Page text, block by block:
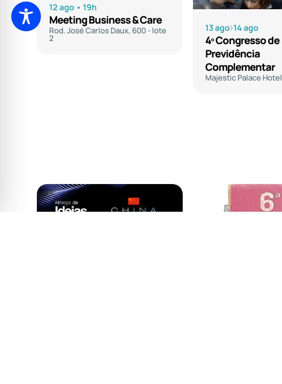
12 ago • 19h
Meeting Business & Care
Rod. José Carlos Daux, 600 - lote
2
13 ago 14 ago
4º Congresso de
Previdência
Complementar
Majestic Palace Hotel